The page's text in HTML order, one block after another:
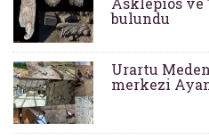
bulundu
Urartu
merkezi